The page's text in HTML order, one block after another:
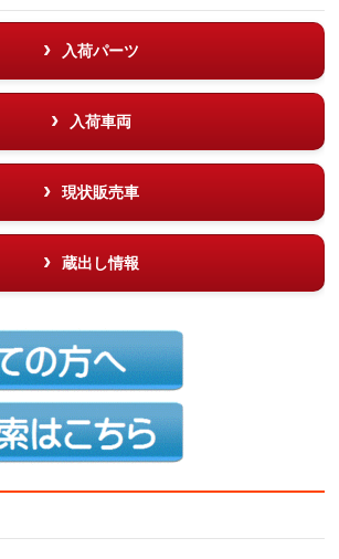
入荷パーツ
入荷車両
現状販売車
蔵出し情報